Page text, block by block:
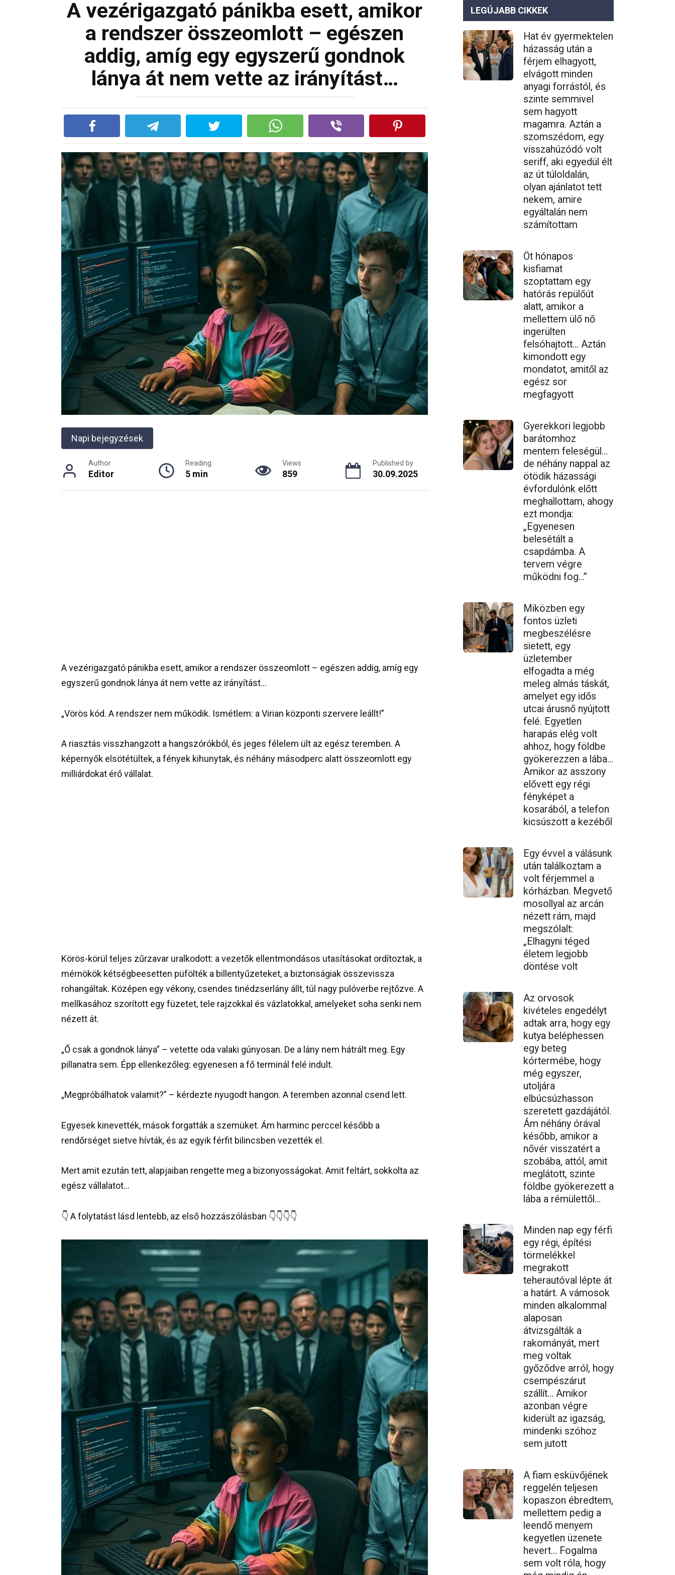
A vezérigazgató pánikba esett, amikor
a rendszer összeomlott – egészen
addig, amíg egy egyszerű gondnok
lánya át nem vette az irányítást…
Napi bejegyzések
Author
Editor
Reading
5 min
Views
859
Published by
30.09.2025
A vezérigazgató pánikba esett, amikor a rendszer összeomlott – egészen addig, amíg egy
egyszerű gondnok lánya át nem vette az irányítást…
„Vörös kód. A rendszer nem működik. Ismétlem: a Virian központi szervere leállt!”
A riasztás visszhangzott a hangszórókból, és jeges félelem ült az egész teremben. A
képernyők elsötétültek, a fények kihunytak, és néhány másodperc alatt összeomlott egy
milliárdokat érő vállalat.
Körös-körül teljes zűrzavar uralkodott: a vezetők ellentmondásos utasításokat ordítoztak, a
mérnökök kétségbeesetten püfölték a billentyűzeteket, a biztonságiak összevissza
rohangáltak. Középen egy vékony, csendes tinédzserlány állt, túl nagy pulóverbe rejtőzve. A
mellkasához szorított egy füzetet, tele rajzokkal és vázlatokkal, amelyeket soha senki nem
nézett át.
„Ő csak a gondnok lánya” – vetette oda valaki gúnyosan. De a lány nem hátrált meg. Egy
pillanatra sem. Épp ellenkezőleg: egyenesen a fő terminál felé indult.
„Megpróbálhatok valamit?” – kérdezte nyugodt hangon. A teremben azonnal csend lett.
Egyesek kinevették, mások forgatták a szemüket. Ám harminc perccel később a
rendőrséget sietve hívták, és az egyik férfit bilincsben vezették el.
Mert amit ezután tett, alapjaiban rengette meg a bizonyosságokat. Amit feltárt, sokkolta az
egész vállalatot…
👇 A folytatást lásd lentebb, az első hozzászólásban 👇👇👇👇
LEGÚJABB CIKKEK
Hat év gyermektelen
házasság után a
férjem elhagyott,
elvágott minden
anyagi forrástól, és
szinte semmivel
sem hagyott
magamra. Aztán a
szomszédom, egy
visszahúzódó volt
seriff, aki egyedül élt
az út túloldalán,
olyan ajánlatot tett
nekem, amire
egyáltalán nem
számítottam
Öt hónapos
kisfiamat
szoptattam egy
hatórás repülőút
alatt, amikor a
mellettem ülő nő
ingerülten
felsóhajtott… Aztán
kimondott egy
mondatot, amitől az
egész sor
megfagyott
Gyerekkori legjobb
barátomhoz
mentem feleségül…
de néhány nappal az
ötödik házassági
évfordulónk előtt
meghallottam, ahogy
ezt mondja:
„Egyenesen
belesétált a
csapdámba. A
tervem végre
működni fog…”
Miközben egy
fontos üzleti
megbeszélésre
sietett, egy
üzletember
elfogadta a még
meleg almás táskát,
amelyet egy idős
utcai árusnő nyújtott
felé. Egyetlen
harapás elég volt
ahhoz, hogy földbe
gyökerezzen a lába…
Amikor az asszony
elővett egy régi
fényképet a
kosarából, a telefon
kicsúszott a kezéből
Egy évvel a válásunk
után találkoztam a
volt férjemmel a
kórházban. Megvető
mosollyal az arcán
nézett rám, majd
megszólalt:
„Elhagyni téged
életem legjobb
döntése volt
Az orvosok
kivételes engedélyt
adtak arra, hogy egy
kutya beléphessen
egy beteg
kórtermébe, hogy
még egyszer,
utoljára
elbúcsúzhasson
szeretett gazdájától.
Ám néhány órával
később, amikor a
nővér visszatért a
szobába, attól, amit
meglátott, szinte
földbe gyökerezett a
lába a rémülettől…
Minden nap egy férfi
egy régi, építési
törmelékkel
megrakott
teherautóval lépte át
a határt. A vámosok
minden alkalommal
alaposan
átvizsgálták a
rakományát, mert
meg voltak
győződve arról, hogy
csempészárut
szállít… Amikor
azonban végre
kiderült az igazság,
mindenki szóhoz
sem jutott
A fiam esküvőjének
reggelén teljesen
kopaszon ébredtem,
mellettem pedig a
leendő menyem
kegyetlen üzenete
hevert… Fogalma
sem volt róla, hogy